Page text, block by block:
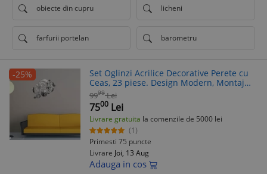
obiecte din cupru licheni
farfurii portelan barometru
-25%
Set Oglinzi Acrilice Decorative Perete cu
Ceas, 23 piese. Design Modern, Montaj
Facil. Decoratiuni Casa, DIY
9999 Lei
7500 Lei
Livrare gratuita la comenzile de 5000 lei
(1)
Primesti 75 puncte
Livrare Joi, 13 Aug
Adauga in cos